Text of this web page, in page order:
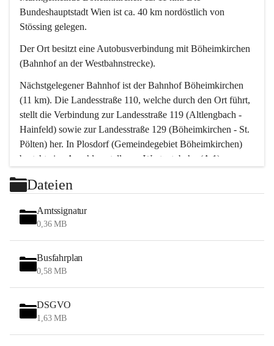
Bundeshauptstadt Wien ist ca. 40 km nordöstlich von
Stössing gelegen.
Der Ort besitzt eine Autobusverbindung mit Böheimkirchen
(Bahnhof an der Westbahnstrecke).
Nächstgelegener Bahnhof ist der Bahnhof Böheimkirchen
(11 km). Die Landesstraße 110, welche durch den Ort führt,
stellt die Verbindung zur Landesstraße 119 (Altlengbach -
Hainfeld) sowie zur Landesstraße 129 (Böheimkirchen - St.
Pölten) her. In Plosdorf (Gemeindegebiet Böheimkirchen)
besteht eine Anschlussstelle zur Westautobahn (A 1).
Wien erreicht man in ca. 45 Minuten.
Stössing zählt noch zum Naherholungsraum Wien sowie
zum Naherholungsraum St. Pölten. Viele Bauernhöfe hatten
„ihre Wiener“. Seit 1960 bauten viele Wiener
Wochenendhäuser im Gemeindegebiet. Wegen des
waldreichen Jagdgebietes haben viele Jagdpächter ihre
Das Wandern ist aus touristischer Sicht die bedeutendste
Tätigkeit. Das hügelige Gebiet mit Wanderwegen durch
Wiesen, Wälder und Obstkulturen lädt dazu ein. Gefördert
Dateien
Amtssignatur
0,36 MB
Busfahrplan
0,58 MB
DSGVO
1,63 MB